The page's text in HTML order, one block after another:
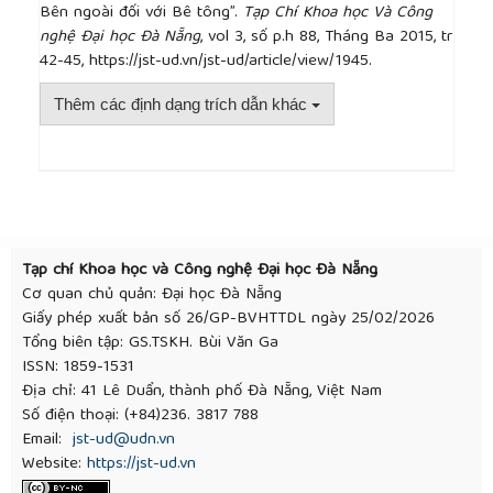
aggregates, Cement & Concrete Research, 1988, Vol
18(5), p.723-730.
[15]Shi C., Wang D., Behnood A., Review of
Thaumasite Sulfate Attack on Cement Mortar and
Concrete, Journal of Materials in Civil Engineering,
ettringite formation, Cement & Concrete Research,
2001, Vol 31(5), p.683-693.
[18]Zhou Q., Hill J., Byars E.A., Cripps J.C., Lynsdale
C.J., Sharp J.H., The role of pH in thaumasite sulfate
attack, Cement and Concrete research, 2006, Vol
36, p.160-170.
Bên ngoài đối với Bê tông”. Tạp Chí Khoa học Và Công
nghệ Đại học Đà Nẵng, vol 3, số p.h 88, Tháng Ba 2015, tr
42-45, https://jst-ud.vn/jst-ud/article/view/1945.
Thêm các định dạng trích dẫn khác
Tạp chí Khoa học và Công nghệ Đại học Đà Nẵng
Cơ quan chủ quản: Đại học Đà Nẵng
Giấy phép xuất bản số 26/GP-BVHTTDL ngày 25/02/2026
Tổng biên tập: GS.TSKH. Bùi Văn Ga
ISSN: 1859-1531
Địa chỉ: 41 Lê Duẩn, thành phố Đà Nẵng, Việt Nam
Số điện thoại: (+84)236. 3817 788
Email:jst-ud@udn.vn
Website: https://jst-ud.vn